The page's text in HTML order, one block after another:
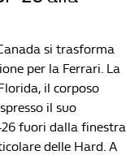
si trasforma
per la Ferrari. La
il corposo
il suo
fuori dalla finestra
delle Hard. A